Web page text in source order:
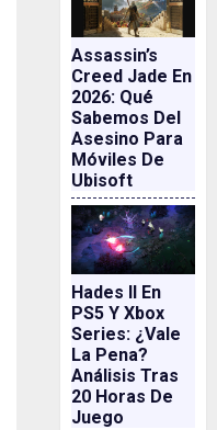
Assassin’s
Creed Jade En
2026: Qué
Sabemos Del
Asesino Para
Móviles De
Ubisoft
Hades II En
PS5 Y Xbox
Series: ¿vale
La Pena?
Análisis Tras
20 Horas De
Juego